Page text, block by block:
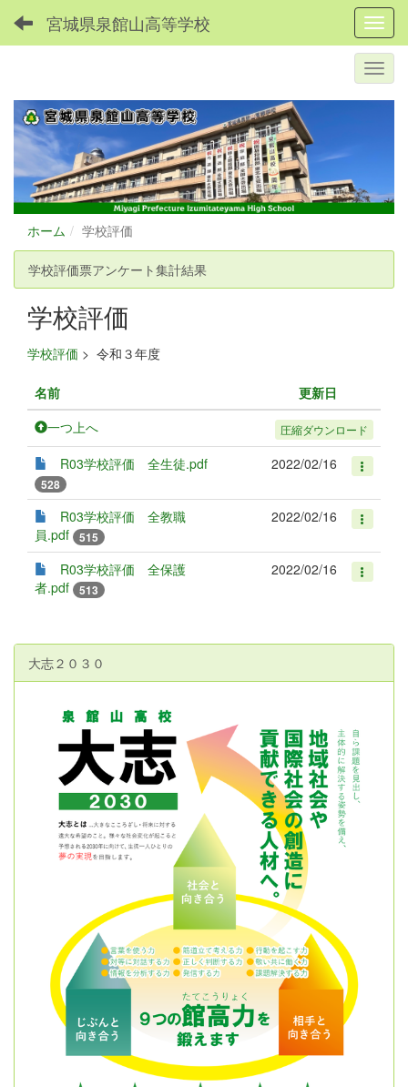
宮城県泉館山高等学校
ホーム 学校評価
学校評価票アンケート集計結果
学校評価
学校評価 > 令和３年度
名前
更新日
一つ上へ
圧縮ダウンロード
R03学校評価 全生徒.pdf
528
2022/02/16
R03学校評価 全教職
員.pdf
515
2022/02/16
R03学校評価 全保護
者.pdf
513
2022/02/16
大志２０３０